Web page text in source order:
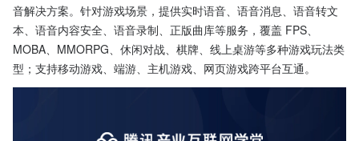
音解决方案。针对游戏场景，提供实时语音、语音消息、语音转文
本、语音内容安全、语音录制、正版曲库等服务，覆盖 FPS、
MOBA、MMORPG、休闲对战、棋牌、线上桌游等多种游戏玩法类
型；支持移动游戏、端游、主机游戏、网页游戏跨平台互通。